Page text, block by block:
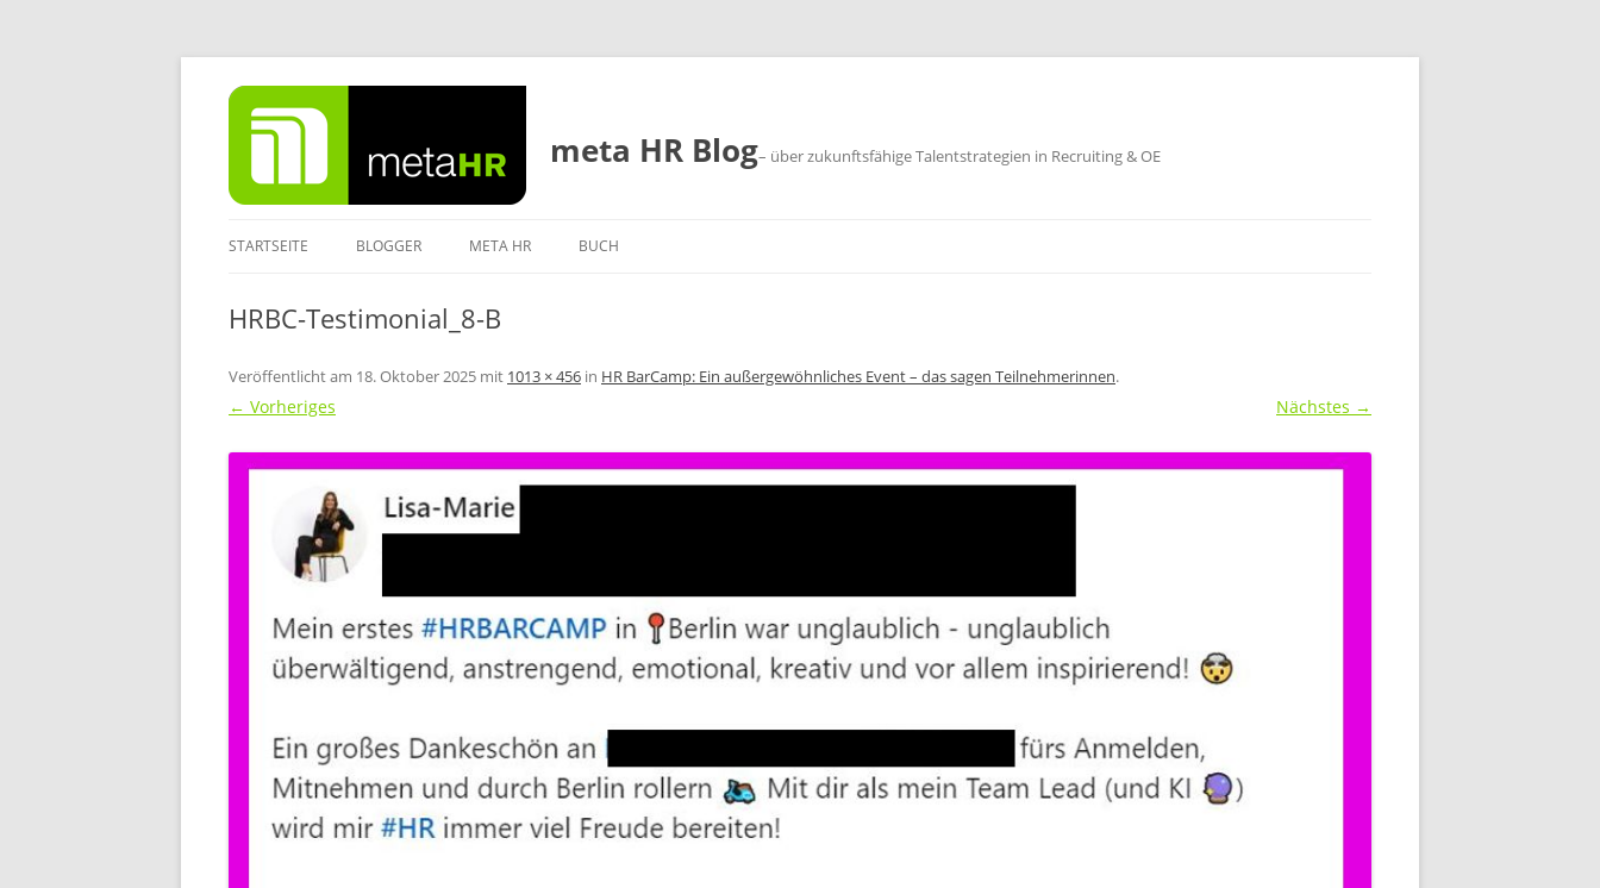
Zum
Inhalt
springen
meta HR Blog– über zukunftsfähige Talentstrategien in Recruiting & OE
STARTSEITE BLOGGER META HR BUCH
HRBC-Testimonial_8-B
Veröffentlicht am 18. Oktober 2025 mit 1013 × 456 in HR BarCamp: Ein außergewöhnliches Event – das sagen Teilnehmerinnen.
← Vorheriges Nächstes →